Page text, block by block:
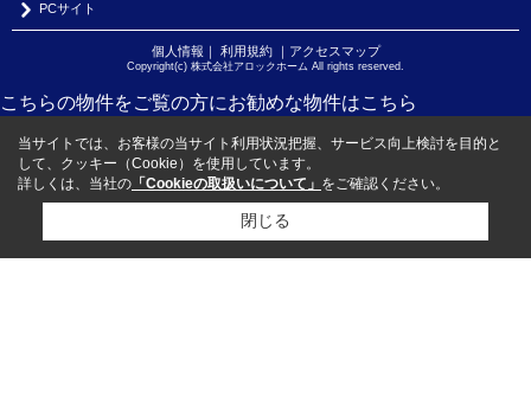
PCサイト
個人情報 利用規約｜ アクセスマップ
Copyright(c) 株式会社アロックホーム All rights reserved.
こちらの物件をご覧の方にお勧めな物件はこちら
当サイトでは、お客様の当サイト利用状況把握、サービス向上検討を目的と
して、クッキー（Cookie）を使用しています。
詳しくは、当社の 「Cookieの取扱いについて」 をご確認ください。
閉じる